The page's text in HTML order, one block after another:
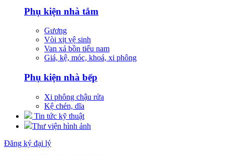
Phụ kiện nhà tắm
Gương
Vòi xịt vệ sinh
Van xả bồn tiểu nam
Giá, kệ, móc, khoá, xi phông
Phụ kiện nhà bếp
Xi phông chậu rửa
Kệ chén, dĩa
Tin tức kỹ thuật
Thư viện hình ảnh
Đăng ký đại lý